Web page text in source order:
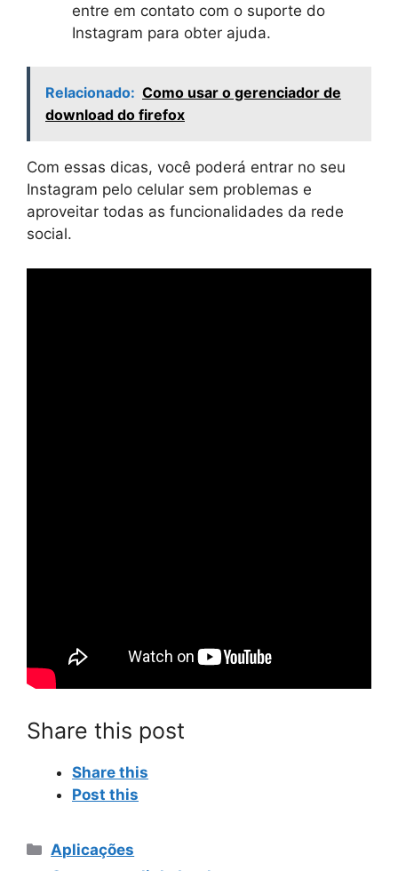
entre em contato com o suporte do
Instagram para obter ajuda.
Relacionado: Como usar o gerenciador de
download do firefox
Com essas dicas, você poderá entrar no seu
Instagram pelo celular sem problemas e
aproveitar todas as funcionalidades da rede
social.
Share this post
Share this
Post this
Categorias
Aplicações